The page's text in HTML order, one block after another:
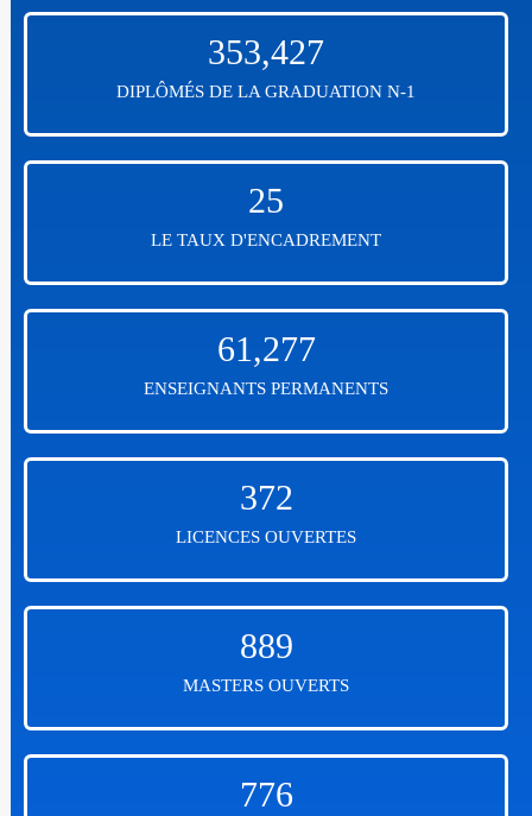
DIPLÔMÉS DE LA GRADUATION N-1
353,427
LE TAUX D'ENCADREMENT
25
ENSEIGNANTS PERMANENTS
61,277
LICENCES OUVERTES
372
MASTERS OUVERTS
889
776